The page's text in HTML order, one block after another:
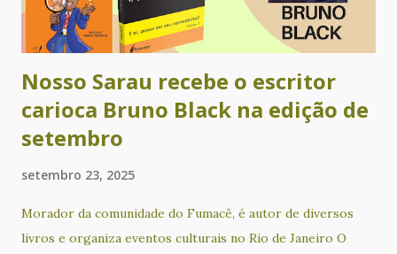
Priscila Moreira, Rebeca Carvalho, Regina Alves, Rita
Queiroz­, Rosania Alves, Sérgio Augusto Fer...
Nosso Sarau recebe o escritor
carioca Bruno Black na edição de
setembro
setembro 23, 2025
Morador da comunidade do Fumacê, é autor de diversos
livros e organiza eventos culturais no Rio de Janeiro O